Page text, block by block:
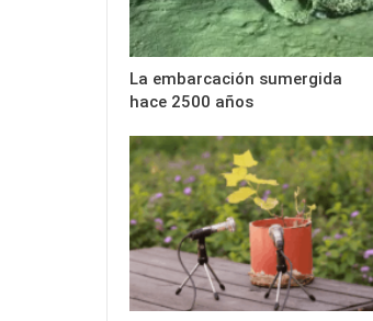
La embarcación sumergida
hace 2500 años